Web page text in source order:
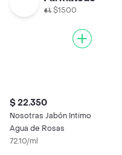
$1500
$ 22.350
Nosotras Jabón Intimo
Agua de Rosas
72.10/ml